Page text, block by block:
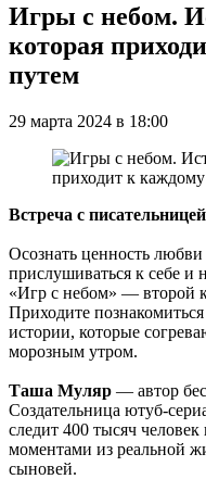
Игры с небом.
которая
путем
29 марта 2024 в 18:00
Встреча с
Осознать ценность любви
прислушиваться к себе и
«Игр с небом» — второй
Приходите
истории, которые
морозным утром.
Таша Муляр — автор
Создательница ютуб-
следит 400 тысяч
моментами из реальной
сыновей.